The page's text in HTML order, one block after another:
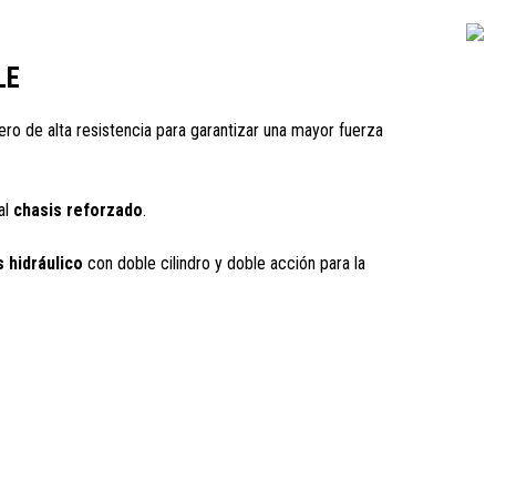
de alta resistencia para garantizar una mayor fuerza
chasis reforzado.
hidráulico con doble cilindro y doble acción para la